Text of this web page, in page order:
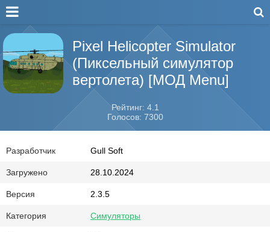
Pixel Helicopter Simulator
(Пиксельный симулятор
вертолета) [МОД Menu]
Рейтинг: 4.1
Голосов: 7300
Разработчик Gull Soft
Загружено 28.10.2024
Версия 2.3.5
Категория Симуляторы